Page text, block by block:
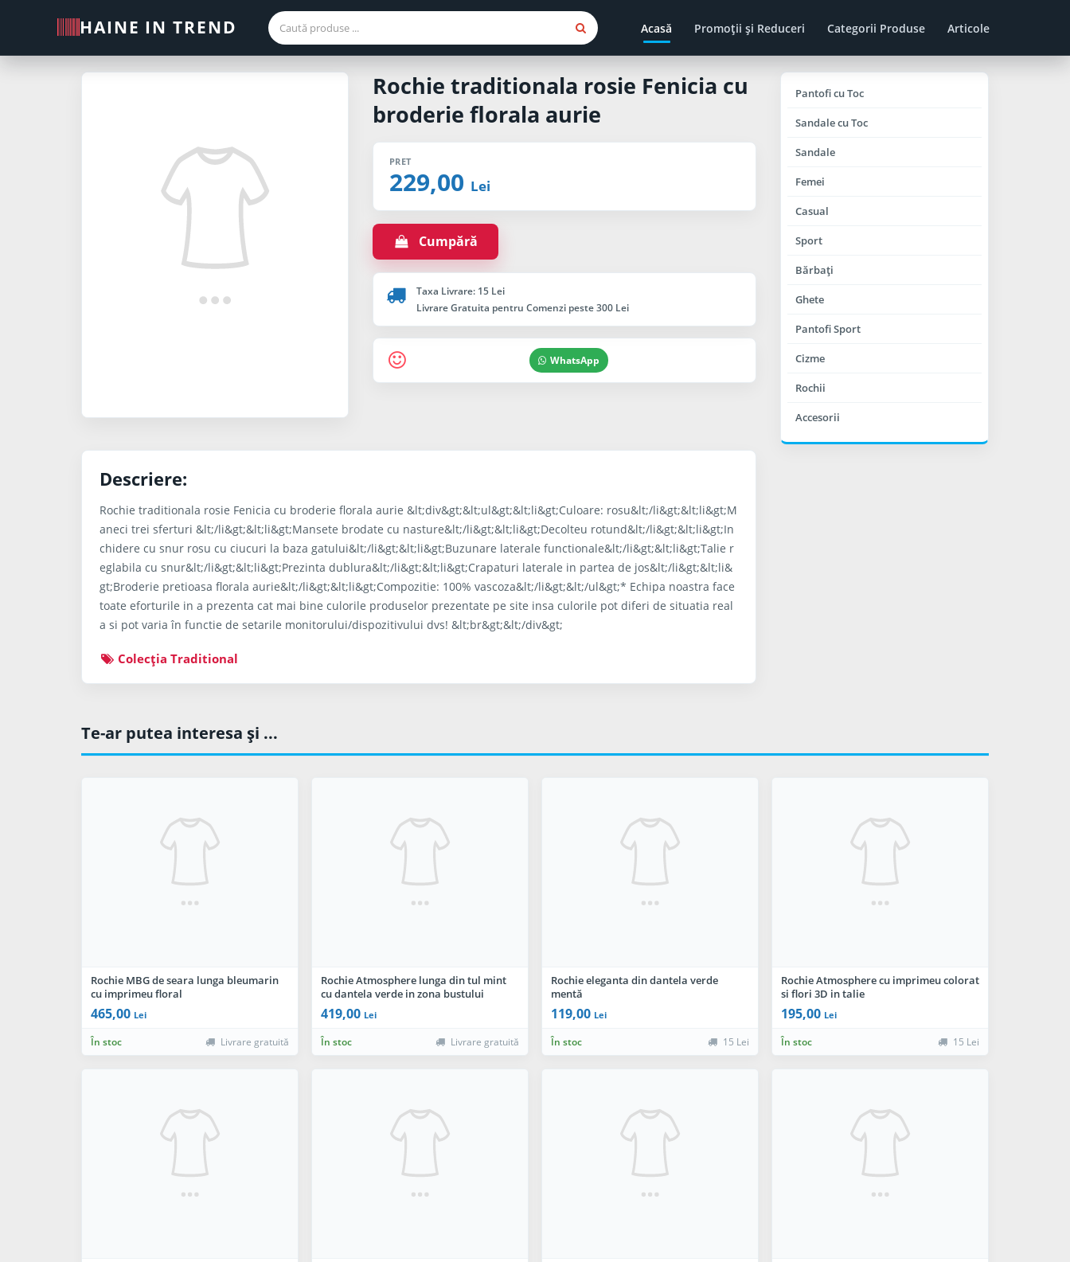
HAINE IN TREND Acasă Promoţii şi Reduceri Categorii Produse Articole
Rochie traditionala rosie Fenicia cu
broderie florala aurie
PRET
229,00 Lei
Cumpără
Taxa Livrare: 15 Lei
Livrare Gratuita pentru Comenzi peste 300 Lei
WhatsApp
Descriere:
Rochie traditionala rosie Fenicia cu broderie florala aurie &lt;div&gt;&lt;ul&gt;&lt;li&gt;Culoare: rosu&lt;/li&gt;&lt;li&gt;M
aneci trei sferturi &lt;/li&gt;&lt;li&gt;Mansete brodate cu nasture&lt;/li&gt;&lt;li&gt;Decolteu rotund&lt;/li&gt;&lt;li&gt;In
chidere cu snur rosu cu ciucuri la baza gatului&lt;/li&gt;&lt;li&gt;Buzunare laterale functionale&lt;/li&gt;&lt;li&gt;Talie r
eglabila cu snur&lt;/li&gt;&lt;li&gt;Prezinta dublura&lt;/li&gt;&lt;li&gt;Crapaturi laterale in partea de jos&lt;/li&gt;&lt;li&
gt;Broderie pretioasa florala aurie&lt;/li&gt;&lt;li&gt;Compozitie: 100% vascoza&lt;/li&gt;&lt;/ul&gt;* Echipa noastra face
toate eforturile in a prezenta cat mai bine culorile produselor prezentate pe site insa culorile pot diferi de situatia real
a si pot varia în functie de setarile monitorului/dispozitivului dvs! &lt;br&gt;&lt;/div&gt;
Colecţia Traditional
Pantofi cu Toc
Sandale cu Toc
Sandale
Femei
Casual
Sport
Bărbaţi
Ghete
Pantofi Sport
Cizme
Rochii
Accesorii
Te-ar putea interesa şi ...
Rochie MBG de seara lunga bleumarin
cu imprimeu floral
465,00 Lei
În stoc Livrare gratuită
Rochie Atmosphere lunga din tul mint
cu dantela verde in zona bustului
419,00 Lei
În stoc Livrare gratuită
Rochie eleganta din dantela verde
mentă
119,00 Lei
În stoc 15 Lei
Rochie Atmosphere cu imprimeu colorat
si flori 3D in talie
195,00 Lei
În stoc 15 Lei